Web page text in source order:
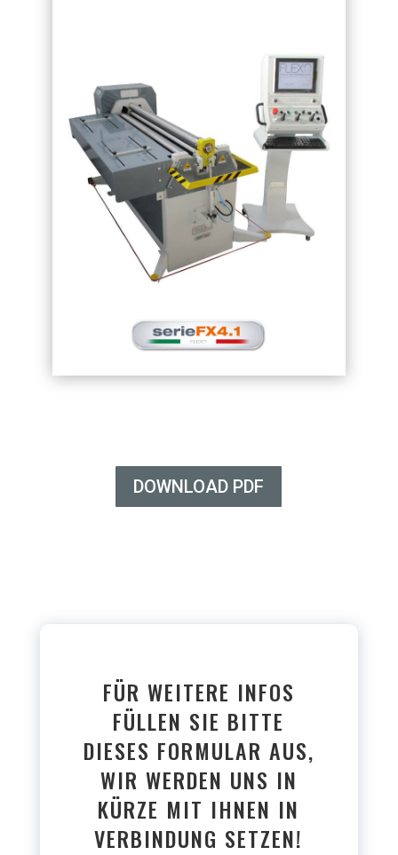
DOWNLOAD PDF
FÜR WEITERE INFOS
FÜLLEN SIE BITTE
DIESES FORMULAR AUS,
WIR WERDEN UNS IN
KÜRZE MIT IHNEN IN
VERBINDUNG SETZEN!